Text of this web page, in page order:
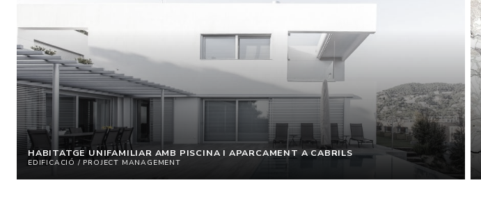
HABITATGE UNIFAMILIAR AMB PISCINA I APARCAMENT A CABRILS
EDIFICACIÓ / PROJECT MANAGEMENT